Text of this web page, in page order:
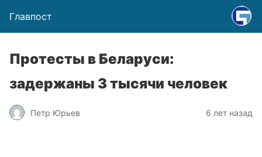
Главпост
Протесты в Беларуси:
задержаны 3 тысячи человек
Петр Юрьев 6 лет назад